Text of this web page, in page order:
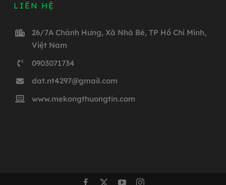
LIÊN HỆ
26/7A Chánh Hưng, Xã Nhà Bè, TP Hồ Chí Minh,
Việt Nam
0903071734
dat.nt4297@gmail.com
www.mekongthuongtin.com